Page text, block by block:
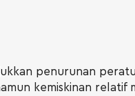
penurunan
kemiskinan relatif